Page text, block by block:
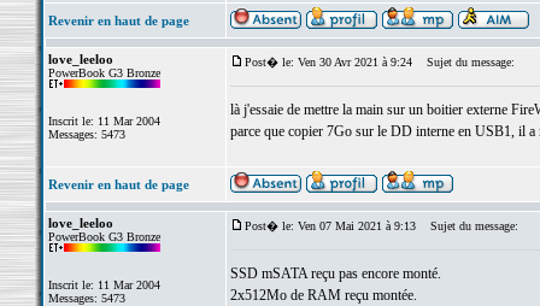
Revenir en haut de page
love_leeloo
PowerBook G3 Bronze
Inscrit le: 11 Mar 2004
Messages: 5473
Post� le: Ven 30 Avr 2021 à 9:24 Sujet du message:
là j'essaie de mettre la main sur un boitier externe
parce que copier 7Go sur le DD interne en USB1, il
Revenir en haut de page
love_leeloo
PowerBook G3 Bronze
Inscrit le: 11 Mar 2004
Messages: 5473
Post� le: Ven 07 Mai 2021 à 9:13 Sujet du message:
SSD mSATA reçu pas encore monté.
2x512Mo de RAM reçu montée.